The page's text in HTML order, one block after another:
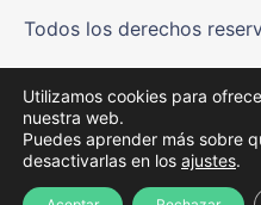
Todos los derechos
Aviso Legal y Política de
Política de Cookies
Utilizamos cookies para
nuestra web.
Puedes aprender más sobre
desactivarlas en los ajustes.